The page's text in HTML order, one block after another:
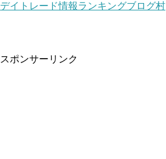
デイトレード情報ランキングブログ村
スポンサーリンク